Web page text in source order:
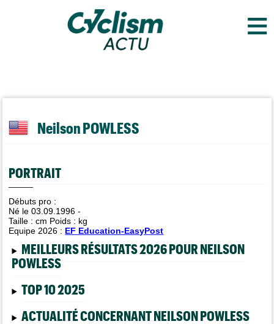
≡
Neilson POWLESS
PORTRAIT
Débuts pro :
Né le 03.09.1996 -
Taille :cm Poids : kg
Equipe 2026 : EF Education-EasyPost
MEILLEURS RÉSULTATS 2026 POUR NEILSON
POWLESS
TOP 10 2025
ACTUALITÉ CONCERNANT NEILSON POWLESS